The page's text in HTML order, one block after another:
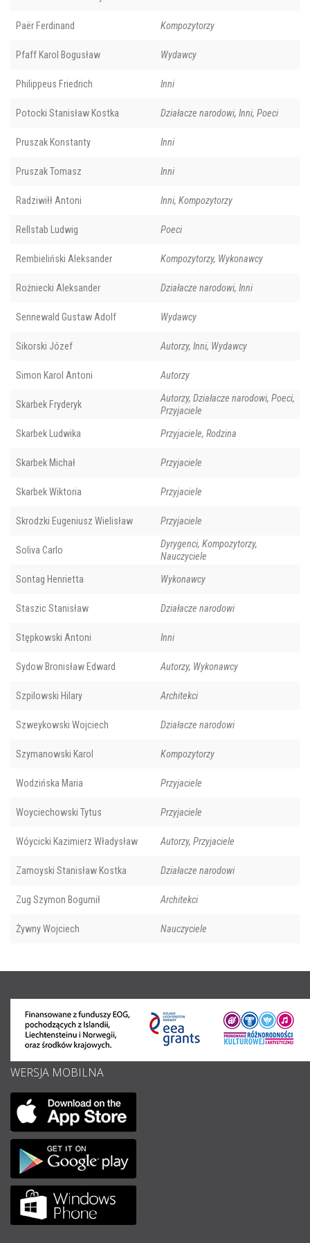
Paër Ferdinand Kompozytorzy
Pfaff Karol Bogusław Wydawcy
Philippeus Friedrich Inni
Potocki Stanisław Kostka Działacze narodowi, Inni, Poeci
Pruszak Konstanty Inni
Pruszak Tomasz Inni
Radziwiłł Antoni Inni, Kompozytorzy
Rellstab Ludwig Poeci
Rembieliński Aleksander Kompozytorzy, Wykonawcy
Rożniecki Aleksander Działacze narodowi, Inni
Sennewald Gustaw Adolf Wydawcy
Sikorski Józef Autorzy, Inni, Wydawcy
Simon Karol Antoni Autorzy
Skarbek Fryderyk
Autorzy, Działacze narodowi, Poeci,
Przyjaciele
Skarbek Ludwika Przyjaciele, Rodzina
Skarbek Michał Przyjaciele
Skarbek Wiktoria Przyjaciele
Skrodzki Eugeniusz Wielisław Przyjaciele
Soliva Carlo
Dyrygenci, Kompozytorzy,
Nauczyciele
Sontag Henrietta Wykonawcy
Staszic Stanisław Działacze narodowi
Stępkowski Antoni Inni
Sydow Bronisław Edward Autorzy, Wykonawcy
Szpilowski Hilary Architekci
Szweykowski Wojciech Działacze narodowi
Szymanowski Karol Kompozytorzy
Wodzińska Maria Przyjaciele
Woyciechowski Tytus Przyjaciele
Wóycicki Kazimierz Władysław Autorzy, Przyjaciele
Zamoyski Stanisław Kostka Działacze narodowi
Zug Szymon Bogumił Architekci
Żywny Wojciech Nauczyciele
WERSJA MOBILNA